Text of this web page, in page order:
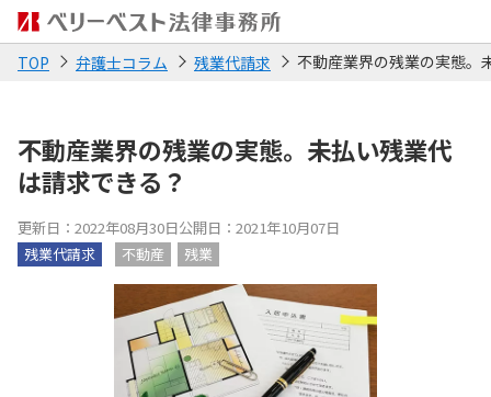
TOP 弁護士コラム 残業代請求 不動産業界の残業の実態。
不動産業界の残業の実態。未払い残業代
は請求できる？
更新日：2022年08月30日公開日：2021年10月07日
残業代請求
不動産 残業